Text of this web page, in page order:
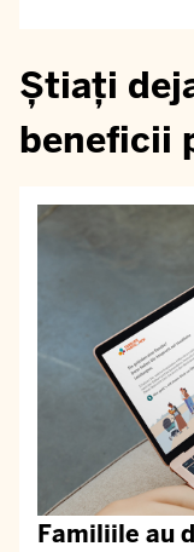
Știați
beneficii
Familiile au